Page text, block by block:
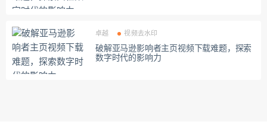
卓越 视频去水印
破解亚马逊影响者主页视频下载难题，探索
数字时代的影响力